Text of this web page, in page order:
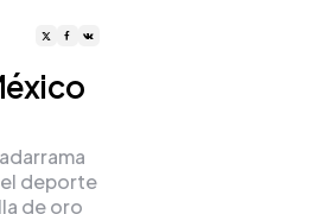
deporte
de oro